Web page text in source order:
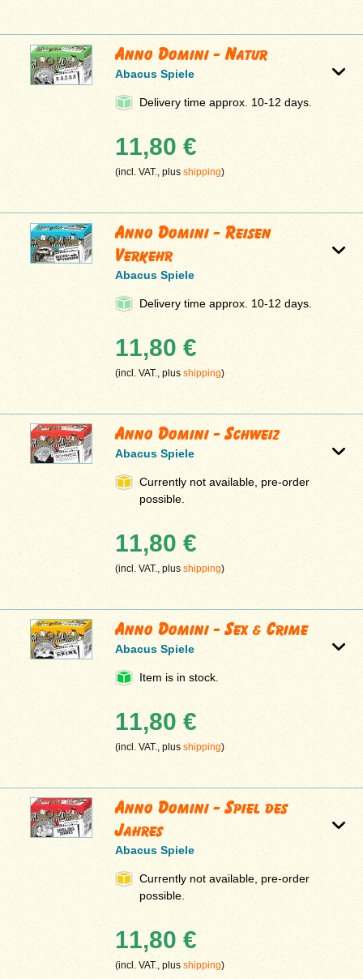
Anno Domini - Natur
Abacus Spiele
Delivery time approx. 10-12 days.
11,80 €
(incl. VAT., plusshipping)
Anno Domini - Reisen
Verkehr
Abacus Spiele
Delivery time approx. 10-12 days.
11,80 €
(incl. VAT., plusshipping)
Anno Domini - Schweiz
Abacus Spiele
Currently not available, pre-order
possible.
11,80 €
(incl. VAT., plusshipping)
Anno Domini - Sex & Crime
Abacus Spiele
Item is in stock.
11,80 €
(incl. VAT., plusshipping)
Anno Domini - Spiel des
Jahres
Abacus Spiele
Currently not available, pre-order
possible.
11,80 €
(incl. VAT., plusshipping)